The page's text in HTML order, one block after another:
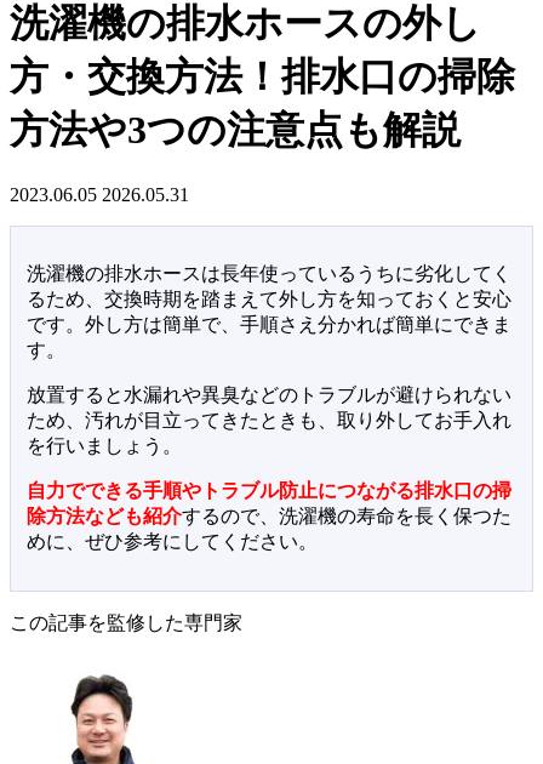
洗濯機の排水ホースの外し
方・交換方法！排水口の掃除
方法や3つの注意点も解説
2023.06.05 2026.05.31
洗濯機の排水ホースは長年使っているうちに劣化してく
るため、交換時期を踏まえて外し方を知っておくと安心
です。外し方は簡単で、手順さえ分かれば簡単にできま
す。
放置すると水漏れや異臭などのトラブルが避けられない
ため、汚れが目立ってきたときも、取り外してお手入れ
を行いましょう。
自力でできる手順やトラブル防止につながる排水口の掃
除方法なども紹介するので、洗濯機の寿命を長く保つた
めに、ぜひ参考にしてください。
この記事を監修した専門家